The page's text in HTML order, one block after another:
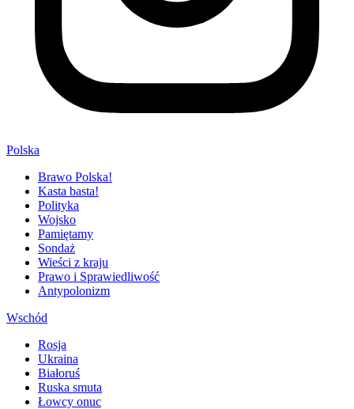
Polska
Brawo Polska!
Kasta basta!
Polityka
Wojsko
Pamiętamy
Sondaż
Wieści z kraju
Prawo i Sprawiedliwość
Antypolonizm
Wschód
Rosja
Ukraina
Białoruś
Ruska smuta
Łowcy onuc